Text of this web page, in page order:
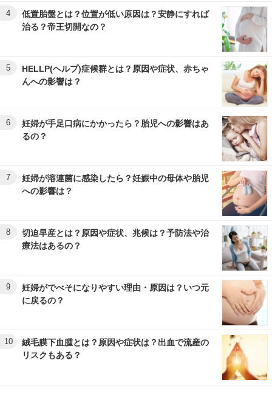
4
低置胎盤とは？位置が低い原因は？安静にすれば
治る？帝王切開なの？
5
HELLP(ヘルプ)症候群とは？原因や症状、赤ちゃ
んへの影響は？
6
妊婦が手足口病にかかったら？胎児への影響はあ
るの？
7
妊婦が溶連菌に感染したら？妊娠中の母体や胎児
への影響は？
8
切迫早産とは？原因や症状、兆候は？予防法や治
療法はあるの？
9
妊婦がでべそになりやすい理由・原因は？いつ元
に戻るの？
10
絨毛膜下血腫とは？原因や症状は？出血で流産の
リスクもある？